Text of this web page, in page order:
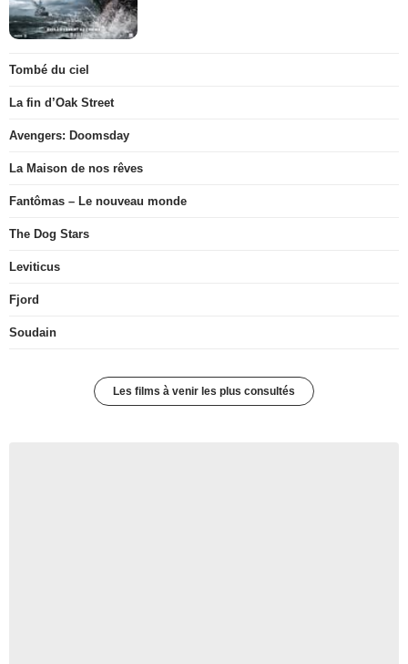
Tombé du ciel
La fin d’Oak Street
Avengers: Doomsday
La Maison de nos rêves
Fantômas – Le nouveau monde
The Dog Stars
Leviticus
Fjord
Soudain
Les films à venir les plus consultés